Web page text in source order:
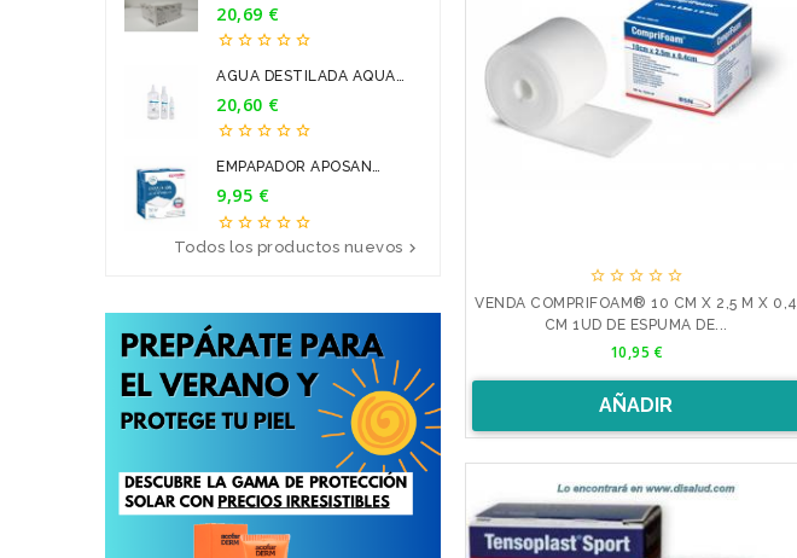
Precio
20,69 €
    
AGUA DESTILADA AQUA
PARA...
Precio
20,60 €
    
EMPAPADOR APOSAN
60*90CM 20U
Precio
9,95 €
    
Todos los productos nuevos 
    
VENDA COMPRIFOAM® 10 CM X 2,5 M X 0,4
CM 1UD DE ESPUMA DE...
Precio
10,95 €
AÑADIR